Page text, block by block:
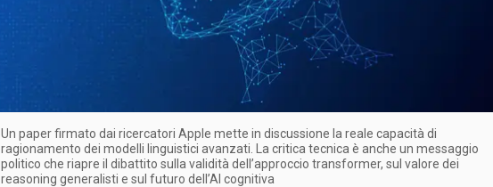
Un paper firmato dai ricercatori Apple mette in discussione la reale capacità di
ragionamento dei modelli linguistici avanzati. La critica tecnica è anche un messaggio
politico che riapre il dibattito sulla validità dell’approccio transformer, sul valore dei
reasoning generalisti e sul futuro dell’AI cognitiva